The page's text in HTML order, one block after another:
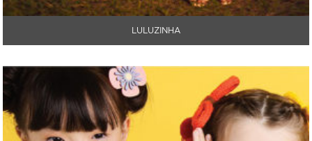
LULUZINHA